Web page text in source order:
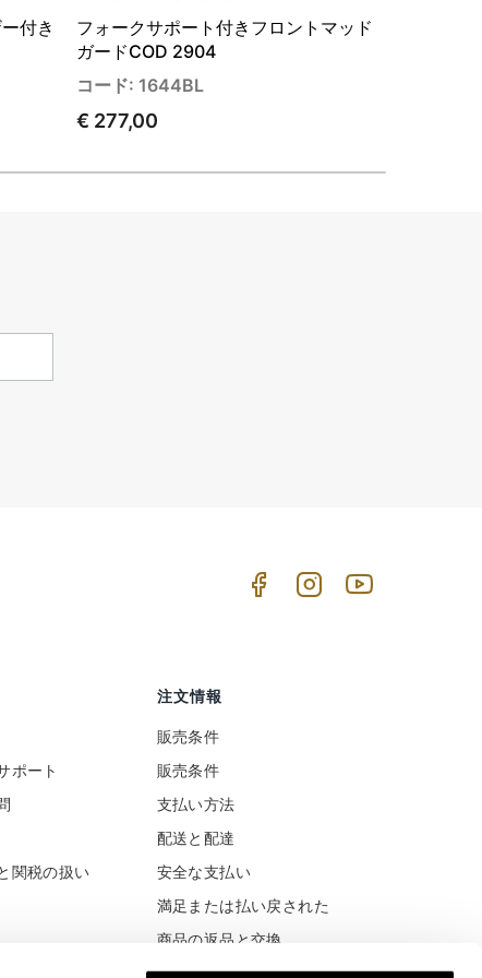
付き
フォークサポート付きフロントマッド
ガードCOD 2904
コード: 1644BL
€ 277,00
ポート
関税の扱い
注文情報
販売条件
販売条件
支払い方法
配送と配達
安全な支払い
満足または払い戻された
商品の返品と交換